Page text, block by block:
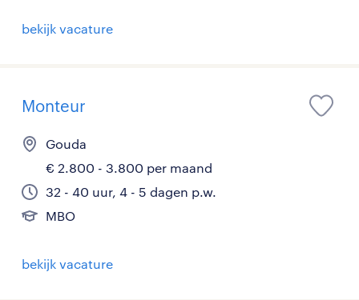
bekijk vacature
Monteur
Gouda
€ 2.800 - 3.800 per maand
32 - 40 uur, 4 - 5 dagen p.w.
MBO
bekijk vacature